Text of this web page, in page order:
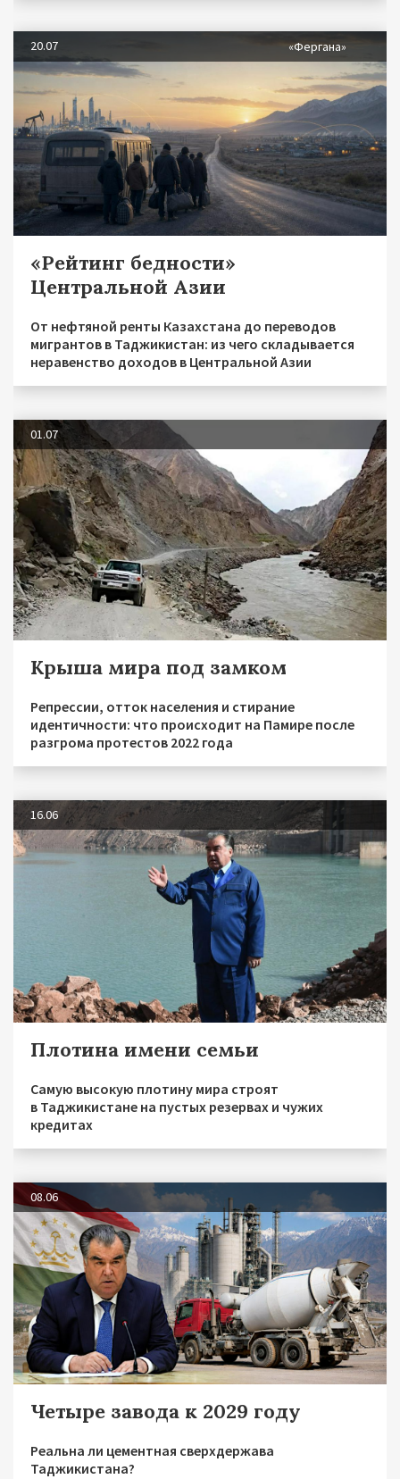
20.07 «Фергана»
«Рейтинг бедности»
Центральной Азии
От нефтяной ренты Казахстана до переводов
мигрантов в Таджикистан: из чего складывается
неравенство доходов в Центральной Азии
01.07
Крыша мира под замком
Репрессии, отток населения и стирание
идентичности: что происходит на Памире после
разгрома протестов 2022 года
16.06
Плотина имени семьи
Самую высокую плотину мира строят
в Таджикистане на пустых резервах и чужих
кредитах
08.06
Четыре завода к 2029 году
Реальна ли цементная сверхдержава
Таджикистана?